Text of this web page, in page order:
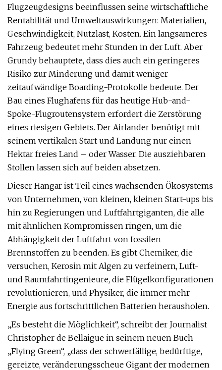
Flugzeugdesigns beeinflussen seine wirtschaftliche
Rentabilität und Umweltauswirkungen: Materialien,
Geschwindigkeit, Nutzlast, Kosten. Ein langsameres
Fahrzeug bedeutet mehr Stunden in der Luft. Aber
Grundy behauptete, dass dies auch ein geringeres
Risiko zur Minderung und damit weniger
zeitaufwändige Boarding-Protokolle bedeute. Der
Bau eines Flughafens für das heutige Hub-and-
Spoke-Flugroutensystem erfordert die Zerstörung
eines riesigen Gebiets. Der Airlander benötigt mit
seinem vertikalen Start und Landung nur einen
Hektar freies Land – oder Wasser. Die ausziehbaren
Stollen lassen sich auf beiden absetzen.
Dieser Hangar ist Teil eines wachsenden Ökosystems
von Unternehmen, von kleinen, kleinen Start-ups bis
hin zu Regierungen und Luftfahrtgiganten, die alle
mit ähnlichen Kompromissen ringen, um die
Abhängigkeit der Luftfahrt von fossilen
Brennstoffen zu beenden. Es gibt Chemiker, die
versuchen, Kerosin mit Algen zu verfeinern, Luft-
und Raumfahrtingenieure, die Flügelkonfigurationen
revolutionieren, und Physiker, die immer mehr
Energie aus fortschrittlichen Batterien herausholen.
„Es besteht die Möglichkeit“, schreibt der Journalist
Christopher de Bellaigue in seinem neuen Buch
„Flying Green“, „dass der schwerfällige, bedürftige,
gereizte, veränderungsscheue Gigant der modernen